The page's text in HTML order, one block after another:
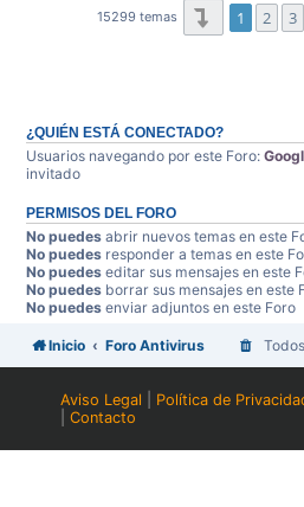
15299 temas Página1de
1 2 3
¿QUIÉN ESTÁ CONECTADO?
Usuarios navegando por este Foro:
invitado
PERMISOS DEL FORO
No puedes abrir nuevos temas en este
No puedes responder a temas en este
No puedes editar sus mensajes en este
No puedes borrar sus mensajes en este
No puedes enviar adjuntos en este Foro
Inicio Foro Antivirus
Aviso Legal Política de
|Contacto